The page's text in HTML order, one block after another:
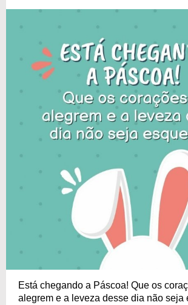
Está chegando a Páscoa! Que os
alegrem e a leveza desse dia não seja